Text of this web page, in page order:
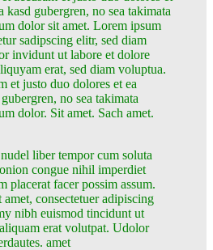
kasd gubergren, no sea takimata
dolor sit amet. Lorem ipsum
sadipscing elitr, sed diam
invidunt ut labore et dolore
erat, sed diam voluptua.
et justo duo dolores et ea
no sea takimata
dolor. Sit amet. Sach amet.
liber tempor cum soluta
congue nihil imperdiet
placerat facer possim assum.
consectetuer adipiscing
nibh euismod tincidunt ut
erat volutpat. Udolor
amet